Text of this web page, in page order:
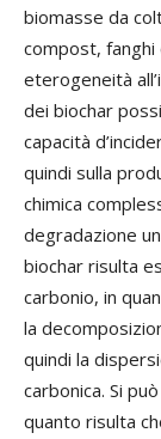
biomasse da
compost, fanghi
eterogeneità
dei biochar
capacità
quindi sulla
chimica
degradazione
biochar risulta
carbonio, in
la
quindi la
carbonica. Si
quanto risulta